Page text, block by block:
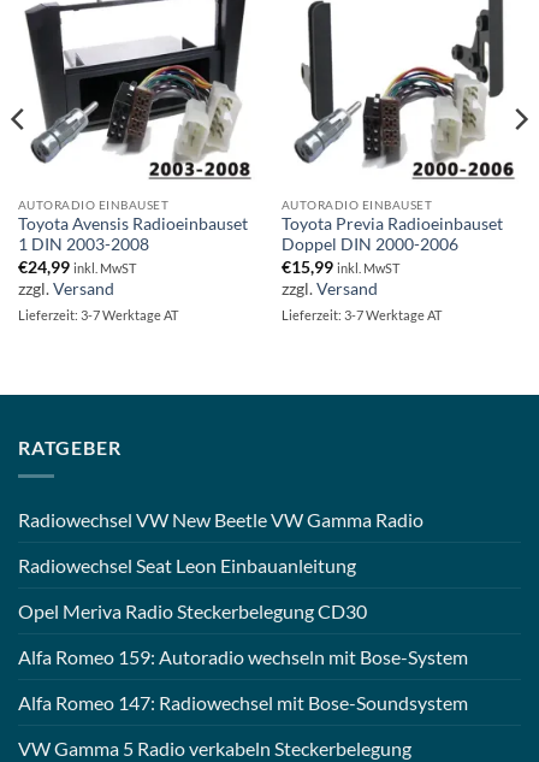
AUTORADIO EINBAUSET
Toyota Avensis Radioeinbauset
1 DIN 2003-2008
€24,99 inkl. MwST
zzgl.Versand
Lieferzeit: 3-7 Werktage AT
AUTORADIO EINBAUSET
Toyota Previa Radioeinbauset
Doppel DIN 2000-2006
€15,99 inkl. MwST
zzgl.Versand
Lieferzeit: 3-7 Werktage AT
RATGEBER
Radiowechsel VW New Beetle VW Gamma Radio
Radiowechsel Seat Leon Einbauanleitung
Opel Meriva Radio Steckerbelegung CD30
Alfa Romeo 159: Autoradio wechseln mit Bose-System
Alfa Romeo 147: Radiowechsel mit Bose-Soundsystem
VW Gamma 5 Radio verkabeln Steckerbelegung